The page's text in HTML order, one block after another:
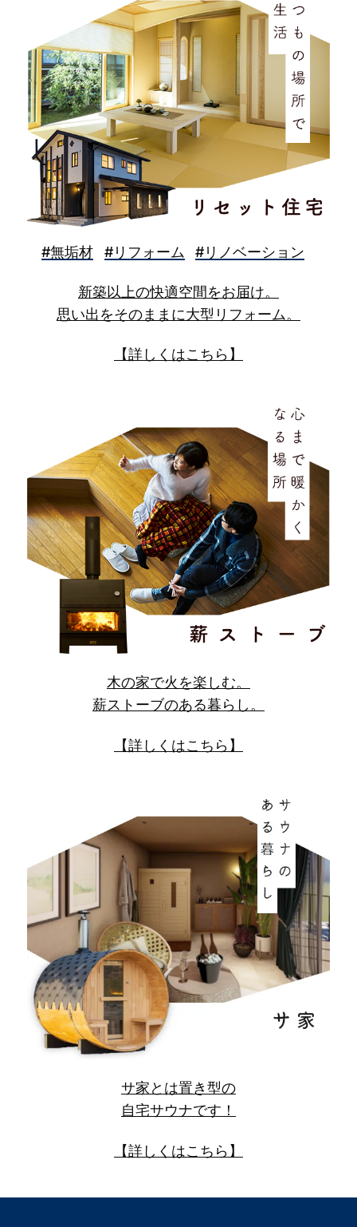
#無垢材 #リフォーム #リノベーション
新築以上の快適空間をお届け。
思い出をそのままに大型リフォーム。
【詳しくはこちら】
木の家で火を楽しむ。
薪ストーブのある暮らし。
【詳しくはこちら】
サ家とは置き型の
自宅サウナです！
【詳しくはこちら】